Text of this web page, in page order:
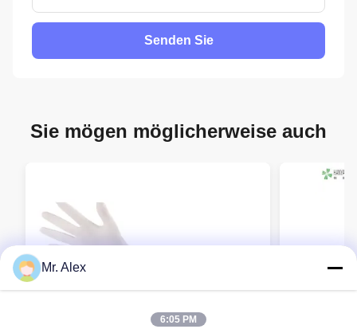
Senden Sie
Sie mögen möglicherweise auch
Mr. Alex
6:05 PM